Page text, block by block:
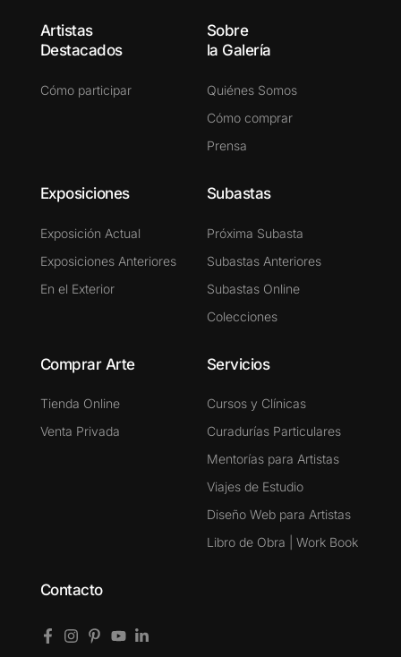
Artistas
Destacados
Cómo participar
Sobre
la Galería
Quiénes Somos
Cómo comprar
Prensa
Exposiciones
Exposición Actual
Exposiciones Anteriores
En el Exterior
Subastas
Próxima Subasta
Subastas Anteriores
Subastas Online
Colecciones
Comprar Arte
Tienda Online
Venta Privada
Servicios
Cursos y Clínicas
Curadurías Particulares
Mentorías para Artistas
Viajes de Estudio
Diseño Web para Artistas
Libro de Obra | Work Book
Contacto